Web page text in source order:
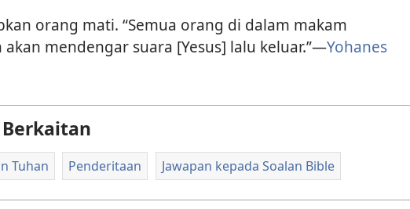
orang mati. “Semua orang di dalam makam
mendengar suara [Yesus] lalu keluar.”—Yohanes
Tuhan Penderitaan Jawapan kepada Soalan Bible